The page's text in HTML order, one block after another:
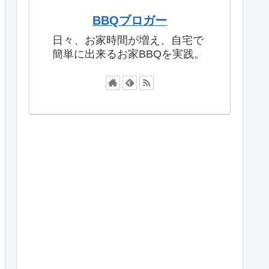
BBQブロガー
日々、お家時間が増え、自宅で
簡単に出来るお家BBQを実践。